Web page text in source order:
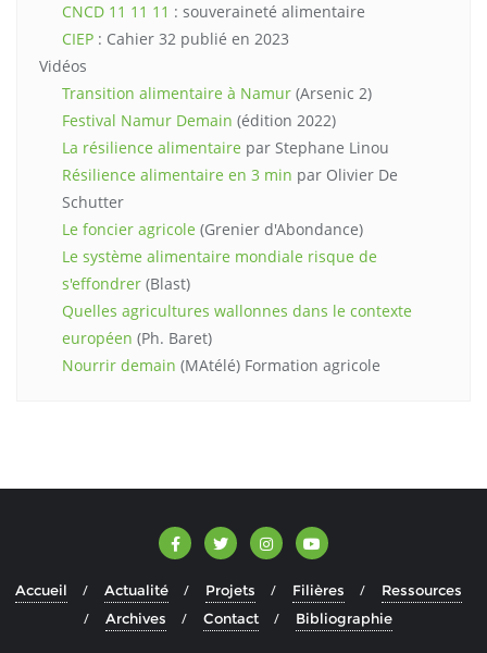
CNCD 11 11 11 : souveraineté alimentaire
CIEP : Cahier 32 publié en 2023
Vidéos
Transition alimentaire à Namur (Arsenic 2)
Festival Namur Demain (édition 2022)
La résilience alimentaire par Stephane Linou
Résilience alimentaire en 3 min par Olivier De
Schutter
Le foncier agricole (Grenier d'Abondance)
Le système alimentaire mondiale risque de
s'effondrer (Blast)
Quelles agricultures wallonnes dans le contexte
européen (Ph. Baret)
Nourrir demain (MAtélé) Formation agricole
Accueil Actualité Projets Filières
Ressources
Archives
Contact Bibliographie